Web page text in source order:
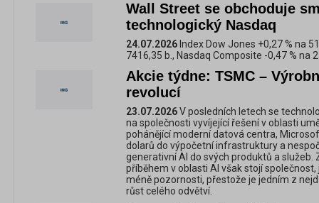
Wall Street se obchoduje
technologický Nasdaq
24.07.2026 Index Dow Jones +0,27 % na
7416,35 b., Nasdaq Composite -0,47 % na
Akcie týdne: TSMC –
revolucí
23.07.2026V posledních letech se
na společnosti vyvíjející řešení v oblasti
pohánějící moderní datová centra,
dolarů do výpočetní infrastruktury a
generativní AI do svých produktů a služeb.
příběhem v oblasti AI však stojí
méně pozornosti, přestože je jedním z
růst celého odvětví.